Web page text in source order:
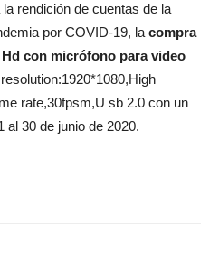
rendición de cuentas de la
por COVID-19, la compra
con micrófono para video
rate,30fpsm,U sb 2.0 con un
al 30 de junio de 2020.